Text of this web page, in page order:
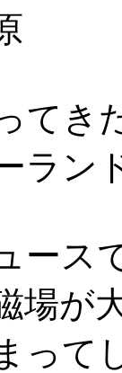
てき
ラン
ース
場が
って